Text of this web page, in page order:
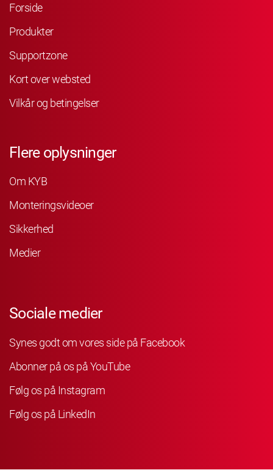
Forside
Produkter
Supportzone
Kort over websted
Vilkår og betingelser
Flere oplysninger
Om KYB
Monteringsvideoer
Sikkerhed
Medier
Sociale medier
Synes godt om vores side på Facebook
Abonner på os på YouTube
Følg os på Instagram
Følg os på LinkedIn